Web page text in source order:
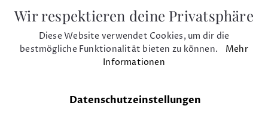
Social Media
Wir respektieren deine Privatsphäre
Diese Website verwendet Cookies, um dir die
bestmögliche Funktionalität bieten zu können. Mehr
Informationen
Datenschutzeinstellungen